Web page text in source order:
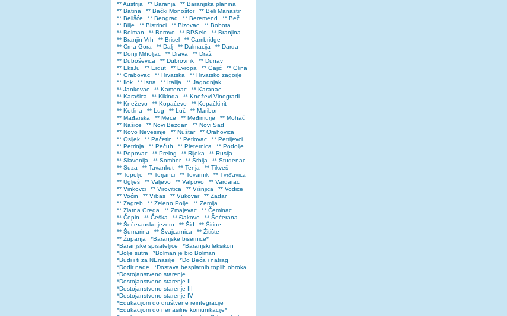
** Austrija ** Baranja
** Baranjska planina
** Batina
** Bački Monoštor
** Beli Manastir
** Belišće
** Beograd ** Beremend
** Beč
** Bilje
** Bistrinci ** Bizovac
** Bobota
** Bolman
** Borovo ** BPSelo
** Branjina
** Branjin Vrh
** Brisel
** Cambridge
** Crna Gora
** Dalj ** Dalmacija
** Darda
** Donji Miholjac
** Drava
** Draž
** Duboševica
** Dubrovnik
** Dunav
** EksJu
** Erdut ** Evropa ** Gajić
** Glina
** Grabovac
** Hrvatska
** Hrvatsko zagorje
** Ilok
** Istra ** Italija
** Jagodnjak
** Jankovac
** Kamenac
** Karanac
** Karašica
** Kikinda
** Kneževi Vinogradi
** Kneževo
** Kopačevo
** Kopački rit
** Kotlina
** Lug ** Luč
** Maribor
** Mađarska
** Mece ** Međimurje
** Mohač
** Našice
** Novi Bezdan
** Novi Sad
** Novo Nevesinje
** Nuštar
** Orahovica
** Osijek
** Pačetin ** Petlovac
** Petrijevci
** Petrinja
** Pečuh ** Pleternica
** Podolje
** Popovac
** Prelog ** Rijeka
** Rusija
** Slavonija
** Sombor ** Srbija
** Studenac
** Suza
** Tavankut ** Tenja
** Tikveš
** Topolje
** Torjanci ** Tovarnik
** Tvrđavica
** Uglješ
** Valjevo ** Valpovo
** Vardarac
** Vinkovci
** Virovitica ** Višnjica
** Vodice
** Voćin
** Vrbas ** Vukovar
** Zadar
** Zagreb
** Zeleno Polje
** Zemlja
** Zlatna Greda
** Zmajevac
** Čeminac
** Čepin
** Češka ** Đakovo
** Šećerana
** Šećeransko jezero
** Šid
** Širine
** Šumarina
** Švajcarnica
** Žitište
** Županja
*Baranjske bisernice*
*Baranjske spisateljice
*Baranjski leksikon
*Bolje sutra
*Bolman je bio Bolman
*Budi i ti za NEnasilje
*Do Beča i natrag
*Dodir nade
*Dostava besplatnih toplih obroka
*Dostojanstveno starenje
*Dostojanstveno starenje II
*Dostojanstveno starenje III
*Dostojanstveno starenje IV
*Edukacijom do društvene reintegracije
*Edukacijom do nenasilne komunikacije*